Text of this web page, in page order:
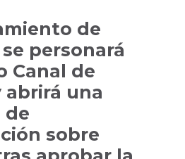
de
personará
Canal de
abrirá una
de
sobre